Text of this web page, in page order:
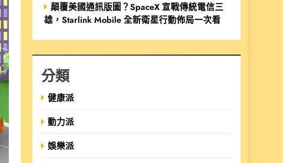
顛覆美國通訊版圖？SpaceX 宣戰傳統電信三
雄，Starlink Mobile 全新衛星行動佈局一次看
分類
健康派
動力派
娛樂派